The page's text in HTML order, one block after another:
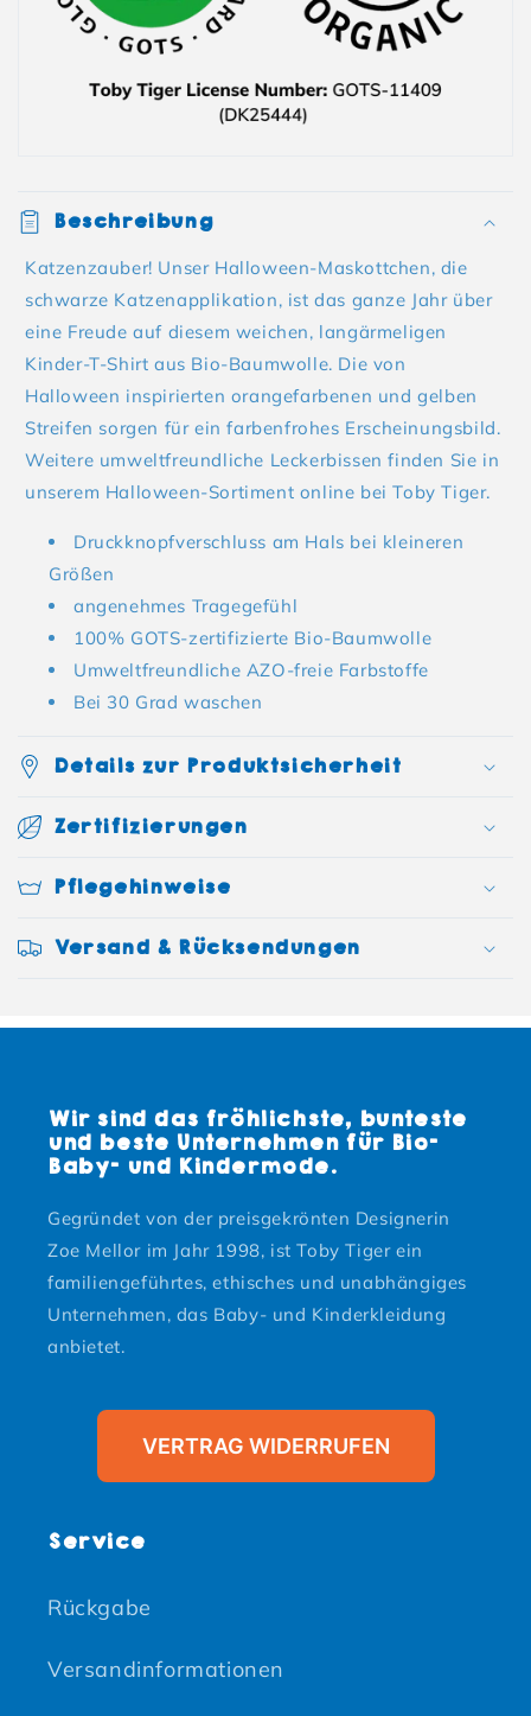
Beschreibung
Katzenzauber! Unser Halloween-Maskottchen, die
schwarze Katzenapplikation, ist das ganze Jahr über
eine Freude auf diesem weichen, langärmeligen
Kinder-T-Shirt aus Bio-Baumwolle. Die von
Halloween inspirierten orangefarbenen und gelben
Streifen sorgen für ein farbenfrohes Erscheinungsbild.
Weitere umweltfreundliche Leckerbissen finden Sie in
unserem Halloween-Sortiment online bei Toby Tiger.
Druckknopfverschluss am Hals bei kleineren
Größen
angenehmes Tragegefühl
100% GOTS-zertifizierte Bio-Baumwolle
Umweltfreundliche AZO-freie Farbstoffe
Bei 30 Grad waschen
Details zur Produktsicherheit
Zertifizierungen
Pflegehinweise
Versand & Rücksendungen
Wir sind das fröhlichste, bunteste
und beste Unternehmen für Bio-
Baby- und Kindermode.
Gegründet von der preisgekrönten Designerin
Zoe Mellor im Jahr 1998, ist Toby Tiger ein
familiengeführtes, ethisches und unabhängiges
Unternehmen, das Baby- und Kinderkleidung
anbietet.
VERTRAG WIDERRUFEN
Service
Rückgabe
Versandinformationen